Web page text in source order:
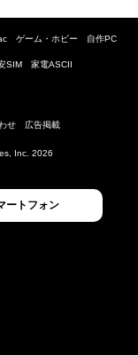
ゲーム・ホビー 自作PC
SIM 家電ASCII
せ 広告掲載
Inc. 2026
ートフォン